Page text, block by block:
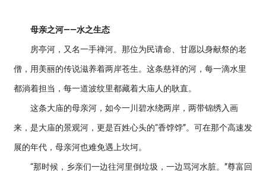
母亲之河——水之生态
房亭河，又名一手禅河。那位为民请命、甘愿以身献祭的老
僧，用美丽的传说滋养着两岸苍生。这条慈祥的河，每一滴水里
都淌着担当，每一道波纹里都藏着大庙人的耿直。
这条大庙的母亲河，如今一川碧水绕两岸，两带锦绣入画
来，是大庙的景观河，更是百姓心头的“香饽饽”。可在那个高速发
展的年代，母亲河也难免遇上坎坷。
“那时候，乡亲们一边往河里倒垃圾，一边骂河水脏。”尊富回